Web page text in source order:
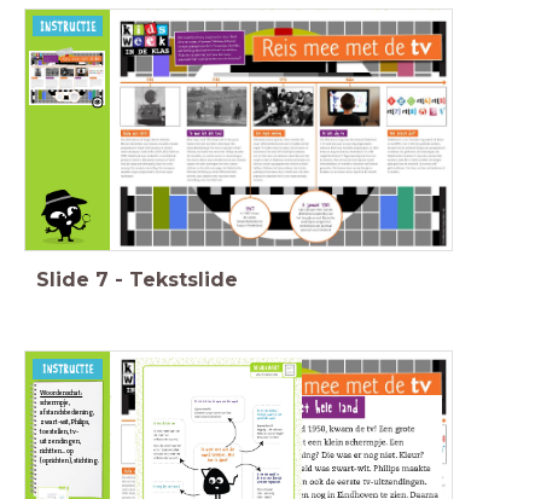
1920
radio
omroepen
verzuiling
Slide 7 - Tekstslide
Woordenschat:
schermpje,
afstandsbediening,
zwart-wit, Philips,
toestellen, tv-
uitzendingen,
richtten... op
(oprichten), stichting.